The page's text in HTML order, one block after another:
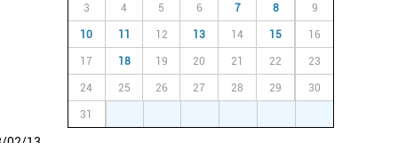
3 4 5 6 7 8 9
10 11 12 13 14 15 16
17 18 19 20 21 22 23
24 25 26 27 28 29 30
31